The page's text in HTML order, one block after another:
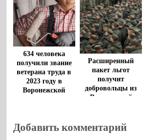
инвалидностью
634 человека
получили звание
ветерана труда в
2023 году в
Воронежской
Расширенный
пакет льгот
получит
добровольцы из
Воронежской
Добавить комментарий